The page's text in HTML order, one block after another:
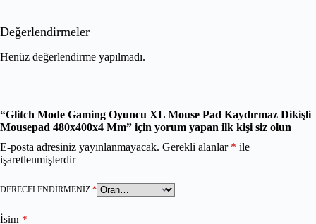
Değerlendirmeler
Henüz değerlendirme yapılmadı.
“Glitch Mode Gaming Oyuncu XL Mouse Pad Kaydırmaz Dikişli
Mousepad 480x400x4 Mm” için yorum yapan ilk kişi siz olun
E-posta adresiniz yayınlanmayacak. Gerekli alanlar * ile
işaretlenmişlerdir
DERECELENDIRMENIZ *
İsim *